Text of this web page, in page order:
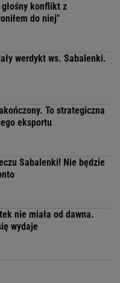
konflikt z
do niej"
werdykt ws. Sabalenki.
To strategiczna
eksportu
Sabalenki! Nie będzie
nie miała od dawna.
wydaje